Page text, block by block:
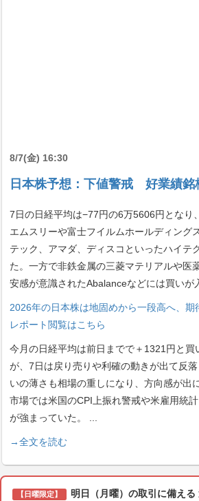
8/7(金) 16:30
日本株予想：下値警戒 好業績銘
7日の日経平均は−77円の6万5606円となり
エムスリーや富士フイルムホールディング
テック、アマダ、ディスコといったハイテ
た。一方で非鉄金属の三菱マテリアルや医
安感が意識されたAbalanceなどには買いが
2026年の日本株は地固めから一段高へ、
レポート閲覧はこちら
今月の日経平均は前日までで＋1321円と買
が、7日は戻り売りや利確の動きが出て反
いの薄さも相場の重しになり、方向感が出
市場では米国のCPI上振れ警戒や米雇用統
が強まっていた。
→全文を読む
【日曜限定】 明日（月曜）の取引に備える